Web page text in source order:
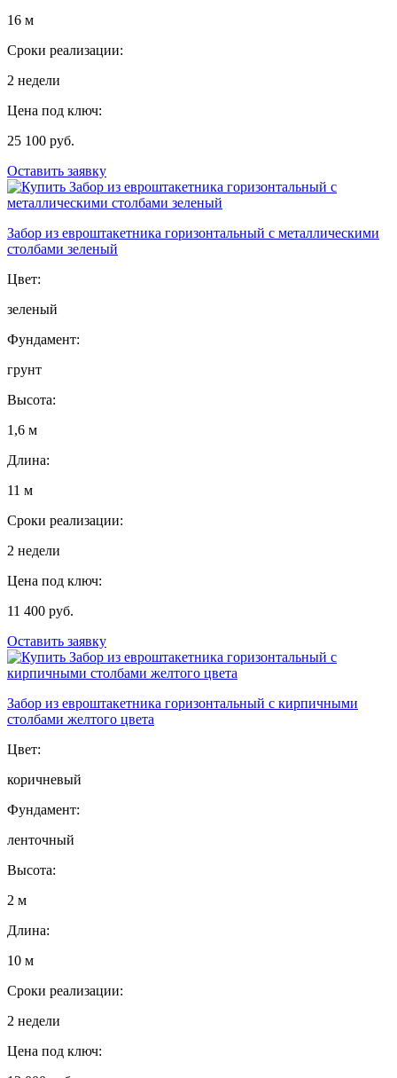
16 м
Сроки реализации:
2 недели
Цена под ключ:
25 100 руб.
Оставить заявку
Забор из евроштакетника горизонтальный с металлическими
столбами зеленый
Цвет:
зеленый
Фундамент:
грунт
Высота:
1,6 м
Длина:
11 м
Сроки реализации:
2 недели
Цена под ключ:
11 400 руб.
Оставить заявку
Забор из евроштакетника горизонтальный с кирпичными
столбами желтого цвета
Цвет:
коричневый
Фундамент:
ленточный
Высота:
2 м
Длина:
10 м
Сроки реализации:
2 недели
Цена под ключ: